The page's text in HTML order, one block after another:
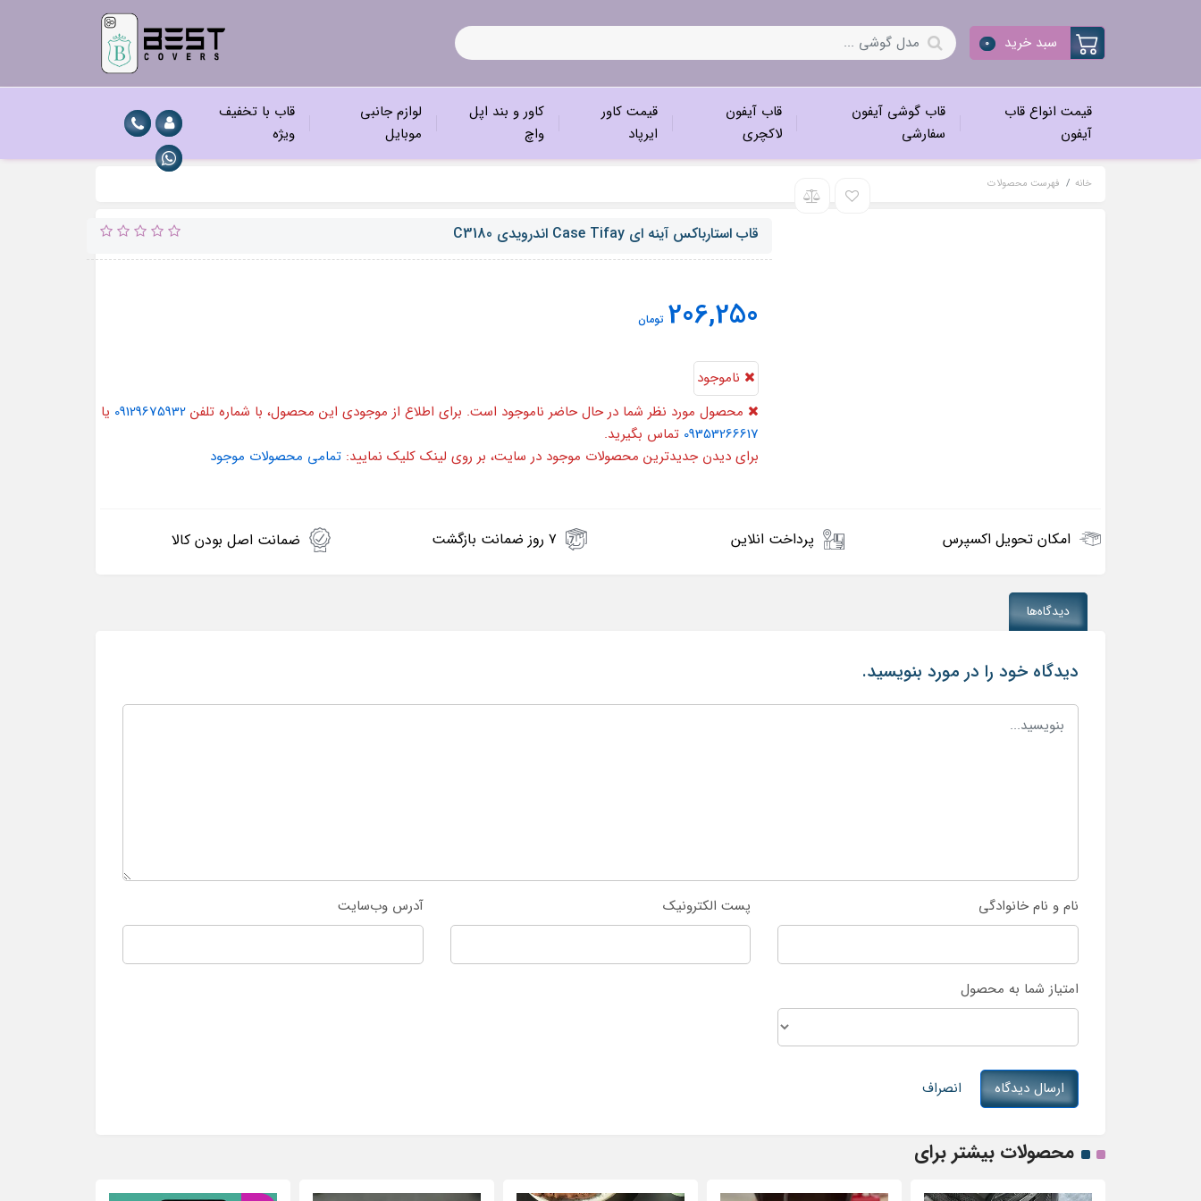
سبد خرید 0
قیمت انواع قاب
آیفون
قاب گوشی آیفون
سفارشی
قاب آیفون
لاکچری
قیمت کاور
ایرپاد
کاور و بند اپل
واچ
لوازم جانبی
موبایل
قاب با تخفیف
ویژه
خانه فهرست محصولات
قاب استارباکس آینه ای Case Tifay اندرویدی C3180
206,250 تومان
ناموجود
محصول مورد نظر شما در حال حاضر ناموجود است. برای اطلاع از موجودی این محصول، با شماره تلفن09129675932 یا
09353266617 تماس بگیرید.
برای دیدن جدیدترین محصولات موجود در سایت، بر روی لینک کلیک نمایید:تمامی محصولات موجود
امکان تحویل اکسپرس پرداخت انلاین ۷ روز ضمانت بازگشت ضمانت اصل بودن کالا
دیدگاه‌ها
دیدگاه خود را در مورد بنویسید.
نام و نام خانوادگی پست الکترونیک آدرس وب‌سایت
امتیاز شما به محصول
ارسال دیدگاه انصراف
محصولات بیشتر برای